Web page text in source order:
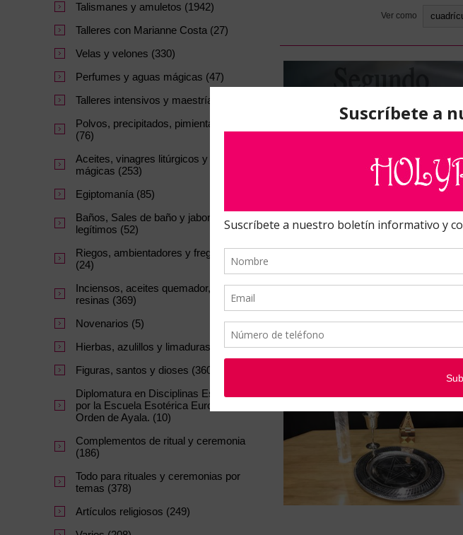
Ver como
Esotéricas. On line. Directo virtual.
Talismanes y amuletos (1942)
Talleres con Marianne Costa (27)
Velas y velones (330)
Perfumes y aguas mágicas (47)
Talleres intensivos y maestrías. (64)
Polvos, precipitados, pimientas y sales
(76)
Aceites, vinagres litúrgicos y tintas
mágicas (253)
Egiptomanía (85)
Baños, Sales de baño y jabones
legítimos (52)
Riegos, ambientadores y fregasuelos
(24)
Inciensos, aceites quemador, carbon y
resinas (369)
Novenarios (5)
Hierbas, azulillos y limaduras (145)
Figuras, santos y dioses (360)
Diplomatura en Disciplinas Esotéricas
por la Escuela Esotérica Europea la
Orden de Ayala. (10)
Complementos de ritual y ceremonia
(186)
Todo para rituales y ceremonias por
temas (378)
Artículos religiosos (249)